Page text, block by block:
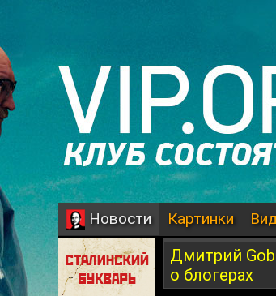
Новости Картинки
Дмитрий
о блогерах